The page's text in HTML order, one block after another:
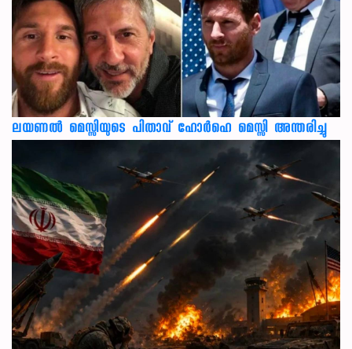
ലയണൽ മെസ്സിയുടെ പിതാവ് ഹോർഹെ മെസ്സി അന്തരിച്ചു